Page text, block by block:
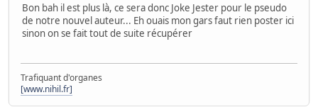
Bon bah il est plus là, ce sera donc Joke Jester pour le pseudo
de notre nouvel auteur... Eh ouais mon gars faut rien poster ici
sinon on se fait tout de suite récupérer
Trafiquant d'organes
[www.nihil.fr]